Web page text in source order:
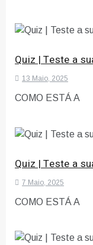
Quiz | Teste a
13 Maio, 2025
COMO ESTÁ A
Quiz | Teste a
7 Maio, 2025
COMO ESTÁ A